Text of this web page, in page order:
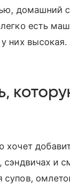
домашний
есть
них высокая.
хочет
сэндвичах и